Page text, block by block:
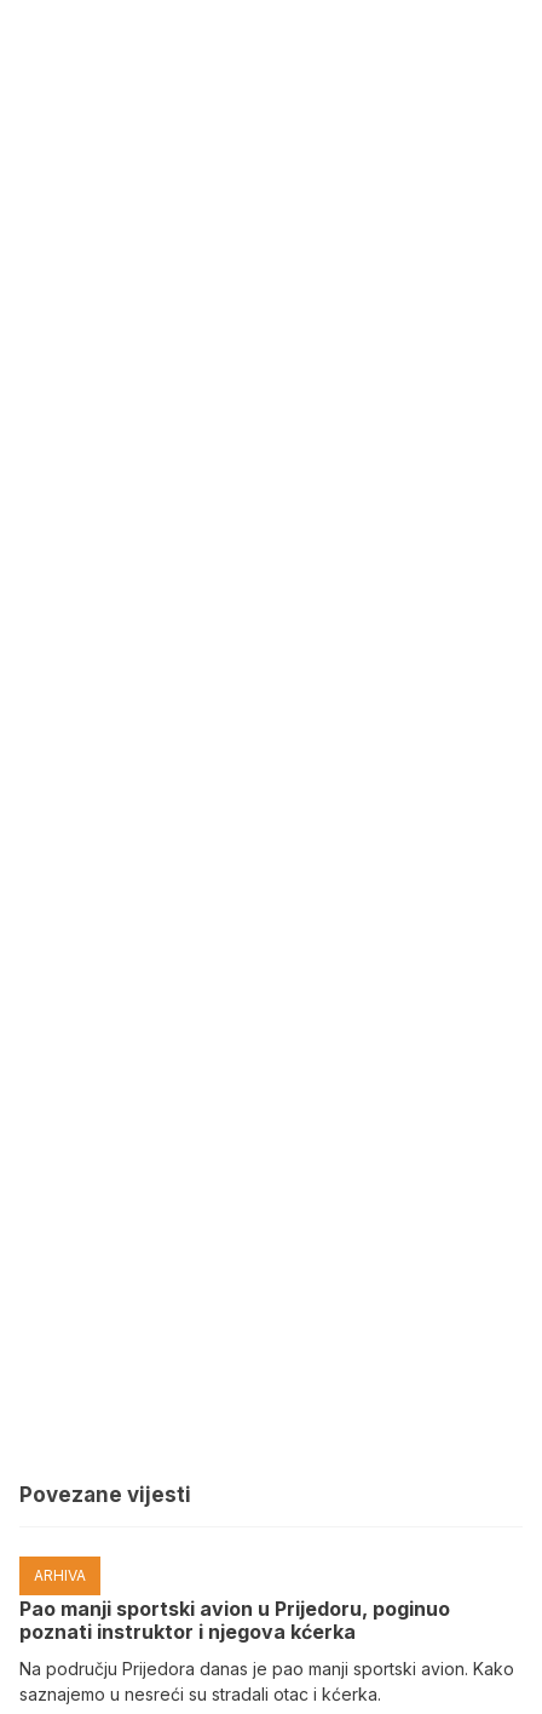
Povezane vijesti
ARHIVA
Pao manji sportski avion u Prijedoru, poginuo
poznati instruktor i njegova kćerka
Na području Prijedora danas je pao manji sportski avion. Kako
saznajemo u nesreći su stradali otac i kćerka.